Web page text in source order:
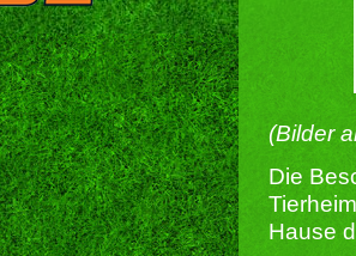
(Bilder
Die
Hause